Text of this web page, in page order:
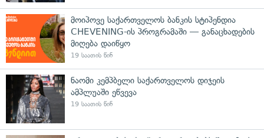
მოიპოვე საქართველოს ბანკის სტიპენდია
CHEVENING-ის პროგრამაში — განაცხადების
მიღება დაიწყო
19 საათის წინ
ნაომი კემპბელი საქართველოს დიჯეის
ამპლუაში ეწვევა
19 საათის წინ